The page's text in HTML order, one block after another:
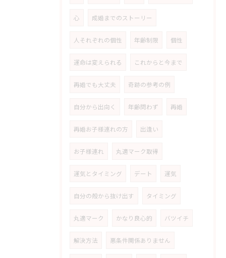
心 成婚までのストーリー
人それぞれの個性 年齢制限 個性
運命は変えられる これからと今まで
再婚でも大丈夫 奇跡の参考の例
自分から出向く 年齢問わず 再婚
再婚お子様連れの方 出逢い
お子様連れ 丸適マーク取得
運気とタイミング デート 運気
自分の殻から抜け出す タイミング
丸適マーク かなり良心的 バツイチ
解決方法 悪条件関係ありません